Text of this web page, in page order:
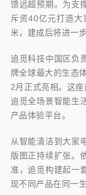
馈远超预期。为支
斥资40亿元打造
米，建成后将进一
追觅科技中国区负
牌全球最大的生态
2月正式亮相。这
追觅全场景智能生
产品体验平台。
从智能清洁到大家
版图正持续扩张。
准，追觅构建起一
现不同产品在同一